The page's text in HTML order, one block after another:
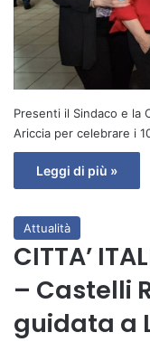
Presenti il Sindaco e la
Ariccia per celebrare i
Leggi di più »
Attualità
CITTA’
– Castelli
guidata a